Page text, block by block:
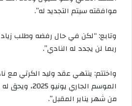
موافقته سيتم التجديد له”.
وتابع: “لكن في حال رفضه وطلب
ربما لن يجدد له النادي”.
واختتم: ينتهي عقد وليد الكرتي مع
الموسم الجاري
من شهر يناير المقبل”.